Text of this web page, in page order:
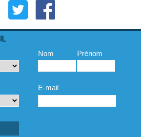
Nom Prénom
E-mail